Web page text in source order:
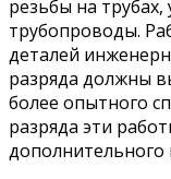
резьбы на
трубопроводы.
деталей
разряда должны
более опытного
разряда эти
дополнительного